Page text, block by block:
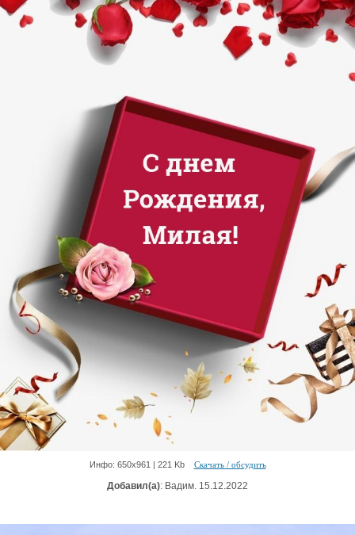
Инфо: 650х961 | 221 Kb Скачать / обсудить
Добавил(а): Вадим. 15.12.2022